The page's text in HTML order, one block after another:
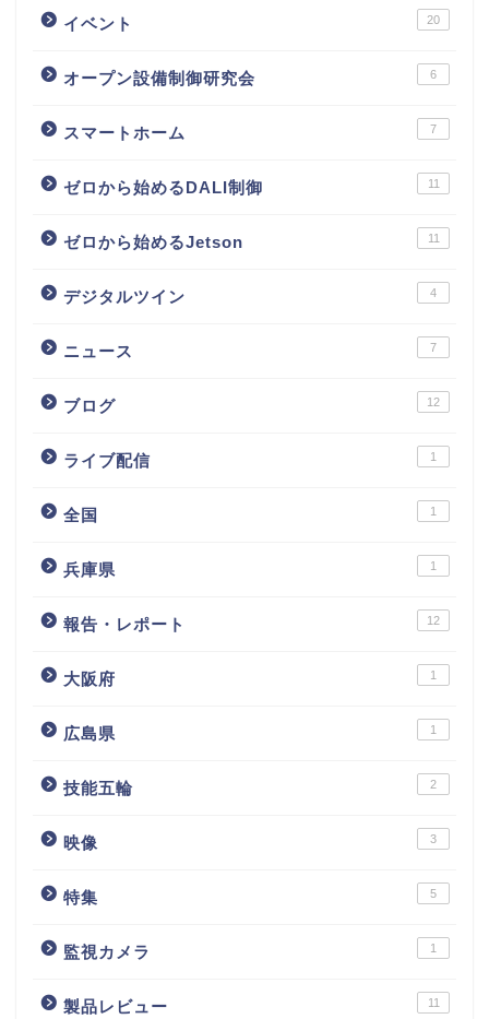
イベント 20
オープン設備制御研究会 6
スマートホーム 7
ゼロから始めるDALI制御 11
ゼロから始めるJetson 11
デジタルツイン 4
ニュース 7
ブログ 12
ライブ配信 1
全国 1
兵庫県 1
報告・レポート 12
大阪府 1
広島県 1
技能五輪 2
映像 3
特集 5
監視カメラ 1
製品レビュー 11